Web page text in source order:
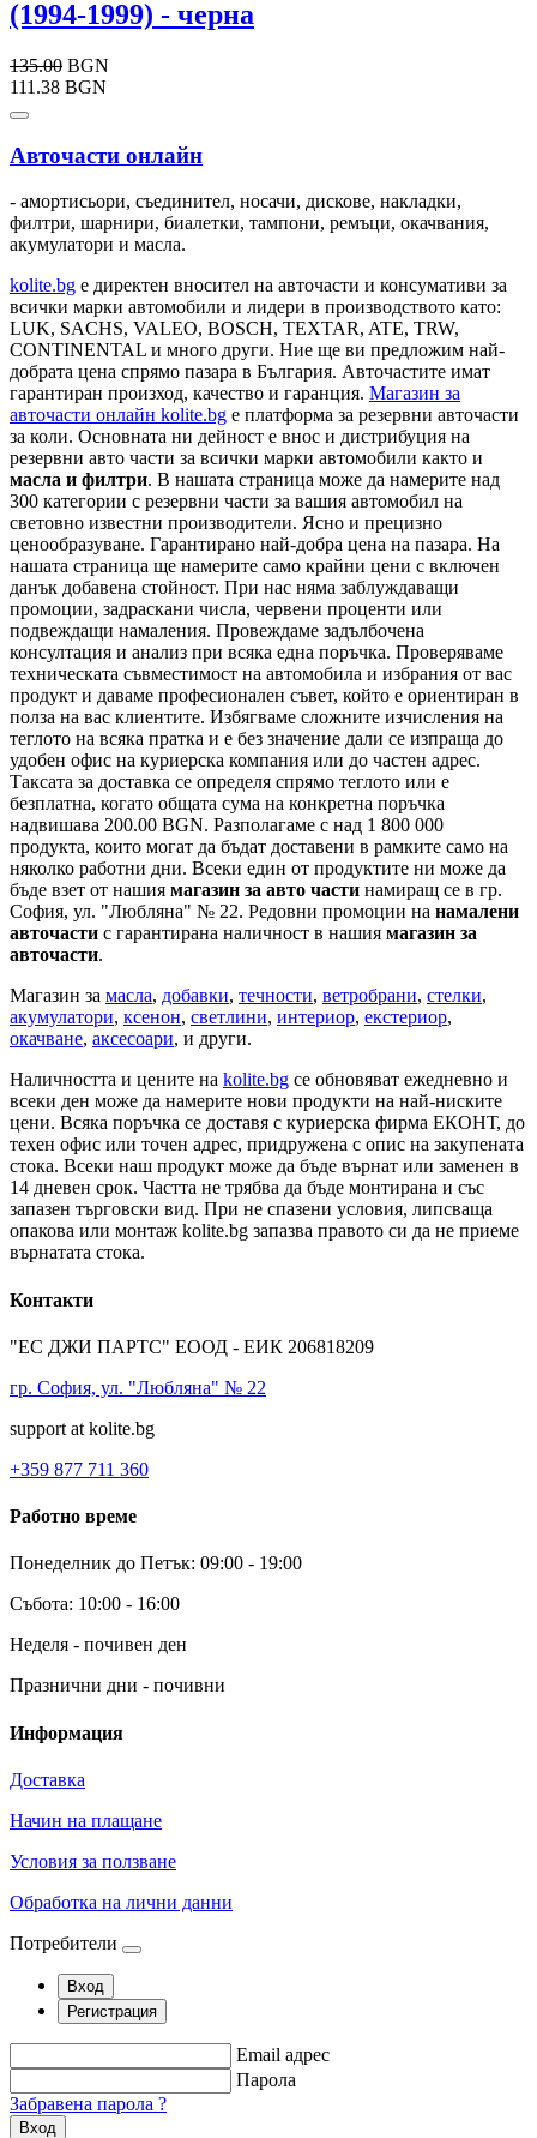
(1994-1999) - черна
135.00 BGN
111.38 BGN
Авточасти онлайн
- амортисьори, съединител, носачи, дискове, накладки,
филтри, шарнири, биалетки, тампони, ремъци, окачвания,
акумулатори и масла.
kolite.bg e директен вносител на авточасти и консумативи за
всички марки автомобили и лидери в производството като:
LUK, SACHS, VALEO, BOSCH, TEXTAR, ATE, TRW,
CONTINENTAL и много други. Ние ще ви предложим най-
добрата цена спрямо пазара в България. Авточастите имат
гарантиран произход, качество и гаранция. Магазин за
авточасти онлайн kolite.bg е платформа за резервни авточасти
за коли. Основната ни дейност е внос и дистрибуция на
резервни авто части за всички марки автомобили както и
масла и филтри. В нашата страница може да намерите над
300 категории с резервни части за вашия автомобил на
световно известни производители. Ясно и прецизно
ценообразуване. Гарантирано най-добра цена на пазара. На
нашата страница ще намерите само крайни цени с включен
данък добавена стойност. При нас няма заблуждаващи
промоции, задраскани числа, червени проценти или
подвеждащи намаления. Провеждаме задълбочена
консултация и анализ при всяка една поръчка. Проверяваме
техническата съвместимост на автомобила и избрания от вас
продукт и даваме професионален съвет, който е ориентиран в
полза на вас клиентите. Избягваме сложните изчисления на
теглото на всяка пратка и е без значение дали се изпраща до
удобен офис на куриерска компания или до частен адрес.
Таксата за доставка се определя спрямо теглото или е
безплатна, когато общата сума на конкретна поръчка
надвишава 200.00 BGN. Разполагаме с над 1 800 000
продукта, които могат да бъдат доставени в рамките само на
няколко работни дни. Всеки един от продуктите ни може да
бъде взет от нашия магазин за авто части намиращ се в гр.
София, ул. "Любляна" № 22. Редовни промоции на намалени
авточасти с гарантирана наличност в нашия магазин за
авточасти.
Магазин за масла, добавки, течности, ветробрани, стелки,
акумулатори, ксенон, светлини, интериор, екстериор,
окачване, аксесоари, и други.
Наличността и цените на kolite.bg се обновяват ежедневно и
всеки ден може да намерите нови продукти на най-ниските
цени. Всяка поръчка се доставя с куриерска фирма ЕКОНТ, до
техен офис или точен адрес, придружена с опис на закупената
стока. Всеки наш продукт може да бъде върнат или заменен в
14 дневен срок. Частта не трябва да бъде монтирана и със
запазен търговски вид. При не спазени условия, липсваща
опакова или монтаж kolite.bg запазва правото си да не приеме
върнатата стока.
Контакти
"ЕС ДЖИ ПАРТС" ЕООД - ЕИК 206818209
гр. София, ул. "Любляна" № 22
support at kolite.bg
+359 877 711 360
Работно време
Понеделник до Петък: 09:00 - 19:00
Събота: 10:00 - 16:00
Неделя - почивен ден
Празнични дни - почивни
Информация
Доставка
Начин на плащане
Условия за ползване
Обработка на лични данни
Потребители
Вход
Регистрация
Email адрес
Парола
Забравена парола ?
Вход